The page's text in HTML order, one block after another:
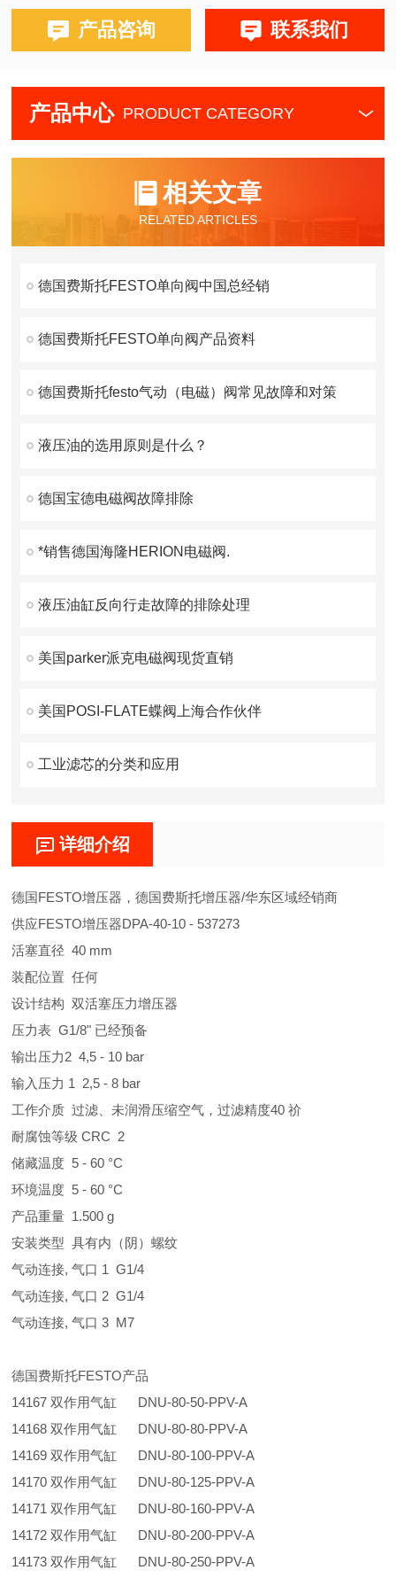
产品咨询 联系我们
产品中心 PRODUCT CATEGORY
相关文章
RELATED ARTICLES
德国费斯托FESTO单向阀中国总经销
德国费斯托FESTO单向阀产品资料
德国费斯托festo气动（电磁）阀常见故障和对策
液压油的选用原则是什么？
德国宝德电磁阀故障排除
*销售德国海隆HERION电磁阀.
液压油缸反向行走故障的排除处理
美国parker派克电磁阀现货直销
美国POSI-FLATE蝶阀上海合作伙伴
工业滤芯的分类和应用
详细介绍
德国FESTO增压器，德国费斯托增压器/华东区域经销商
供应FESTO增压器DPA-40-10 - 537273
活塞直径 40 mm
装配位置 任何
设计结构 双活塞压力增压器
压力表 G1/8" 已经预备
输出压力2 4,5 - 10 bar
输入压力 1 2,5 - 8 bar
工作介质 过滤、未润滑压缩空气，过滤精度40 祄
耐腐蚀等级 CRC 2
储藏温度 5 - 60 °C
环境温度 5 - 60 °C
产品重量 1.500 g
安装类型 具有内（阴）螺纹
气动连接, 气口 1 G1/4
气动连接, 气口 2 G1/4
气动连接, 气口 3 M7
德国费斯托FESTO产品
14167 双作用气缸 DNU-80-50-PPV-A
14168 双作用气缸 DNU-80-80-PPV-A
14169 双作用气缸 DNU-80-100-PPV-A
14170 双作用气缸 DNU-80-125-PPV-A
14171 双作用气缸 DNU-80-160-PPV-A
14172 双作用气缸 DNU-80-200-PPV-A
14173 双作用气缸 DNU-80-250-PPV-A